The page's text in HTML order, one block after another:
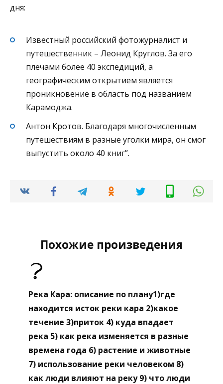
дня:
Известный российский фотожурналист и
путешественник – Леонид Круглов. За его
плечами более 40 экспедиций, а
географическим открытием является
проникновение в область под названием
Карамоджа.
Антон Кротов. Благодаря многочисленным
путешествиям в разные уголки мира, он смог
выпустить около 40 книг”.
Похожие произведения
Река Кара: описание по плану1)где
находится исток реки кара 2)какое
течение 3)приток 4) куда впадает
река 5) как река изменяется в разные
времена года 6) растение и животные
7) использование реки человеком 8)
как люди влияют на реку 9) что люди